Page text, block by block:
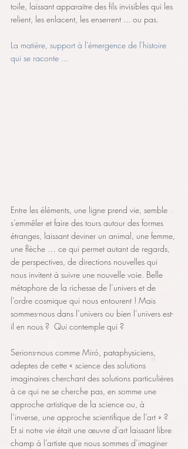
toile, laissant apparaitre des fils invisibles qui les
relient, les enlacent, les enserrent ... ou pas.
La matière, support à l'émergence de l'histoire
qui se raconte ...
Entre les éléments, une ligne prend vie, semble
s’emmêler et faire des tours autour des formes
étranges, laissant deviner un animal, une femme,
une flèche … ce qui permet autant de regards,
de perspectives, de directions nouvelles qui
nous invitent à suivre une nouvelle voie. Belle
métaphore de la richesse de l’univers et de
l’ordre cosmique qui nous entourent ! Mais
sommes-nous dans l’univers ou bien l’univers est-
il en nous ?  Qui contemple qui ?
Serions-nous comme Miró, pataphysiciens,
adeptes de cette « science des solutions
imaginaires cherchant des solutions particulières
à ce qui ne se cherche pas, en somme une
approche artistique de la science ou, à
l’inverse, une approche scientifique de l’art » ?
Et si notre vie était une œuvre d’art laissant libre
champ à l’artiste que nous sommes d’imaginer